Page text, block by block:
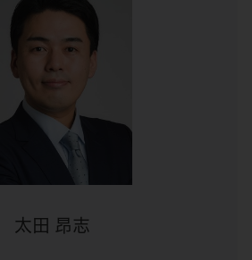
太田 昂志